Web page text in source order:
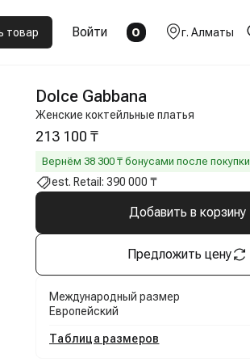
товар Войти 0 г. Алматы
Dolce Gabbana
Женские коктейльные платья
213 100 ₸
Вернём 38 300 ₸ бонусами после покупки
est. Retail: 390 000 ₸
Добавить в корзину
Предложить цену
Международный размер
Европейский
Таблица размеров